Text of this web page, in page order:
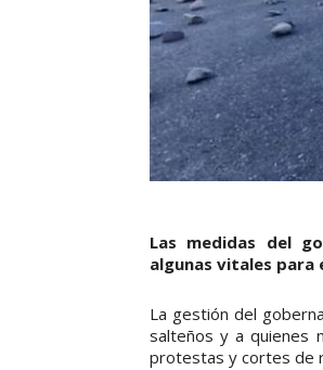
Las medidas del
algunas vitales
La gestión del
salteños y a quienes
protestas y cortes de